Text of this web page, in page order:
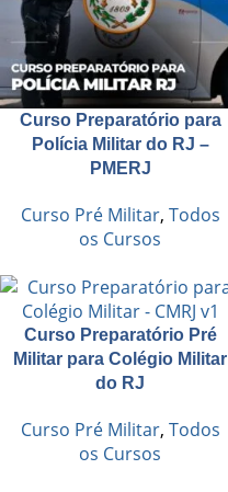
Curso Preparatório para
Polícia Militar do RJ –
PMERJ
Curso Pré Militar, Todos
os Cursos
Curso Preparatório Pré
Militar para Colégio Militar
do RJ
Curso Pré Militar, Todos
os Cursos